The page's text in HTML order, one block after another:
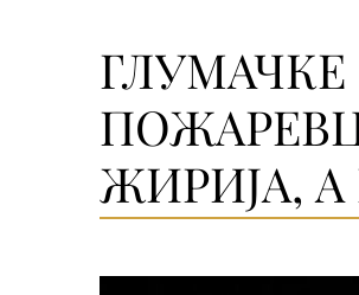
ЖИРИЈА,